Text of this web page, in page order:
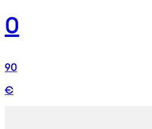
0
90
€